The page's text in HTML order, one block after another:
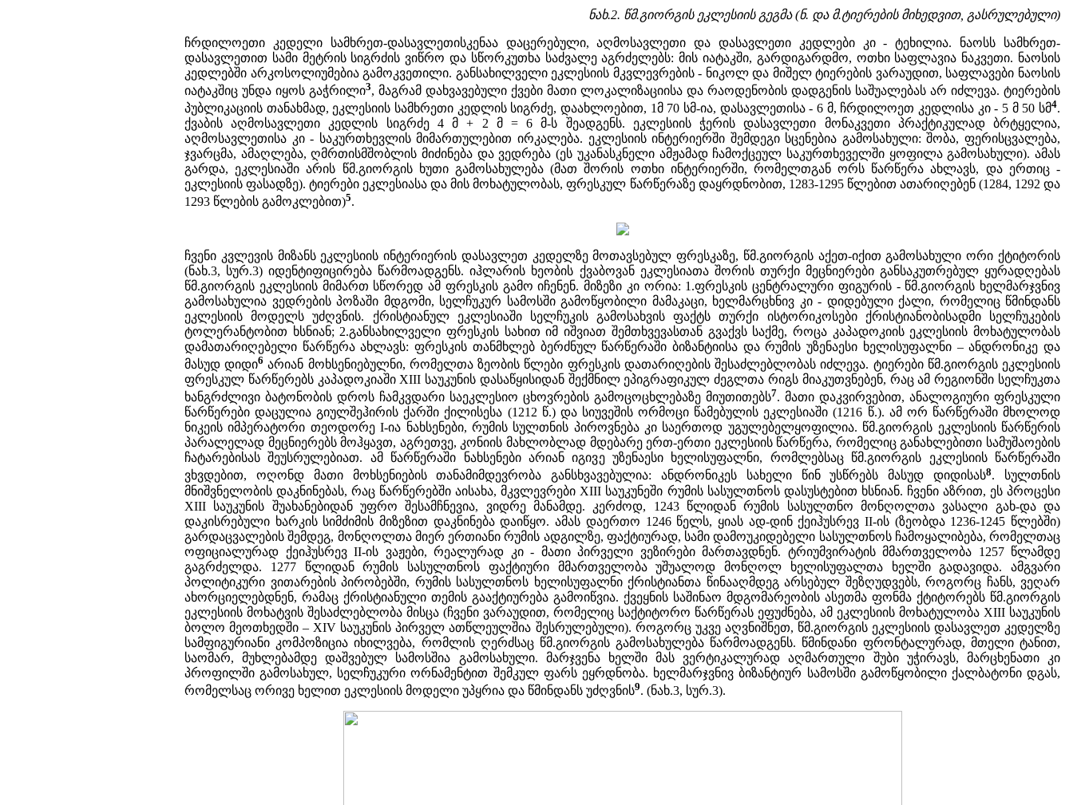
ნახ.2. წმ.გიორგის ეკლესიის გეგმა (ნ. და მ.ტიერების მიხედვით, გასრულებული)
ჩრდილოეთი კედელი სამხრეთ-დასავლეთისკენაა დაცერებული, აღმოსავლეთი და დასავლეთი კედლები კი - ტეხილია. ნაოსს სამხრეთ-
დასავლეთით სამი მეტრის სიგრძის ვიწრო და სწორკუთხა საძვალე აგრძელებს: მის იატაკში, გარდიგარდმო, ოთხი საფლავია ნაკვეთი. ნაოსის
კედლებში არკოსოლიუმებია გამოკვეთილი. განსახილველი ეკლესიის მკვლევრების - ნიკოლ და მიშელ ტიერების ვარაუდით, საფლავები ნაოსის
იატაკშიც უნდა იყოს გაჭრილი3, მაგრამ დახვავებული ქვები მათი ლოკალიზაციისა და რაოდენობის დადგენის საშუალებას არ იძლევა. ტიერების
პუბლიკაციის თანახმად, ეკლესიის სამხრეთი კედლის სიგრძე, დაახლოებით, 1მ 70 სმ-ია, დასავლეთისა - 6 მ, ჩრდილოეთ კედლისა კი - 5 მ 50 სმ4.
ქვაბის აღმოსავლეთი კედლის სიგრძე 4 მ + 2 მ = 6 მ-ს შეადგენს. ეკლესიის ჭერის დასავლეთი მონაკვეთი პრაქტიკულად ბრტყელია,
აღმოსავლეთისა კი - საკურთხევლის მიმართულებით ირკალება. ეკლესიის ინტერიერში შემდეგი სცენებია გამოსახული: შობა, ფერისცვალება,
ჯვარცმა, ამაღლება, ღმრთისმშობლის მიძინება და ვედრება (ეს უკანასკნელი ამჟამად ჩამოქცეულ საკურთხეველში ყოფილა გამოსახული). ამას
გარდა, ეკლესიაში არის წმ.გიორგის ხუთი გამოსახულება (მათ შორის ოთხი ინტერიერში, რომელთგან ორს წარწერა ახლავს, და ერთიც -
ეკლესიის ფასადზე). ტიერები ეკლესიასა და მის მოხატულობას, ფრესკულ წარწერაზე დაყრდნობით, 1283-1295 წლებით ათარიღებენ (1284, 1292 და
1293 წლების გამოკლებით)5.
ჩვენი კვლევის მიზანს ეკლესიის ინტერიერის დასავლეთ კედელზე მოთავსებულ ფრესკაზე, წმ.გიორგის აქეთ-იქით გამოსახული ორი ქტიტორის
(ნახ.3, სურ.3) იდენტიფიცირება წარმოადგენს. იჰლარის ხეობის ქვაბოვან ეკლესიათა შორის თურქი მეცნიერები განსაკუთრებულ ყურადღებას
წმ.გიორგის ეკლესიის მიმართ სწორედ ამ ფრესკის გამო იჩენენ. მიზეზი კი ორია: 1.ფრესკის ცენტრალური ფიგურის - წმ.გიორგის ხელმარჯვნივ
გამოსახულია ვედრების პოზაში მდგომი, სელჩუკურ სამოსში გამოწყობილი მამაკაცი, ხელმარცხნივ კი - დიდებული ქალი, რომელიც წმინდანს
ეკლესიის მოდელს უძღვნის. ქრისტიანულ ეკლესიაში სელჩუკის გამოსახვის ფაქტს თურქი ისტორიკოსები ქრისტიანობისადმი სელჩუკების
ტოლერანტობით ხსნიან; 2.განსახილველი ფრესკის სახით იმ იშვიათ შემთხვევასთან გვაქვს საქმე, როცა კაპადოკიის ეკლესიის მოხატულობას
დამათარიღებელი წარწერა ახლავს: ფრესკის თანმხლებ ბერძნულ წარწერაში ბიზანტიისა და რუმის უზენაესი ხელისუფალნი – ანდრონიკე და
მასუდ დიდი6 არიან მოხსენიებულნი, რომელთა ზეობის წლები ფრესკის დათარიღების შესაძლებლობას იძლევა. ტიერები წმ.გიორგის ეკლესიის
ფრესკულ წარწერებს კაპადოკიაში XIII საუკუნის დასაწყისიდან შექმნილ ეპიგრაფიკულ ძეგლთა რიგს მიაკუთვნებენ, რაც ამ რეგიონში სელჩუკთა
ხანგრძლივი ბატონობის დროს ჩამკვდარი საეკლესიო ცხოვრების გამოცოცხლებაზე მიუთითებს7. მათი დაკვირვებით, ანალოგიური ფრესკული
წარწერები დაცულია გიულშეჰირის ქარში ქილისესა (1212 წ.) და სიუვეშის ორმოცი წამებულის ეკლესიაში (1216 წ.). ამ ორ წარწერაში მხოლოდ
ნიკეის იმპერატორი თეოდორე I-ია ნახსენები, რუმის სულთნის პიროვნება კი საერთოდ უგულებელყოფილია. წმ.გიორგის ეკლესიის წარწერის
პარალელად მეცნიერებს მოჰყავთ, აგრეთვე, კონიის მახლობლად მდებარე ერთ-ერთი ეკლესიის წარწერა, რომელიც განახლებითი სამუშაოების
ჩატარებისას შეუსრულებიათ. ამ წარწერაში ნახსენები არიან იგივე უზენაესი ხელისუფალნი, რომლებსაც წმ.გიორგის ეკლესიის წარწერაში
ვხვდებით, ოღონდ მათი მოხსენიების თანამიმდევრობა განსხვავებულია: ანდრონიკეს სახელი წინ უსწრებს მასუდ დიდისას8. სულთნის
მნიშვნელობის დაკნინებას, რაც წარწერებში აისახა, მკვლევრები XIII საუკუნეში რუმის სასულთნოს დასუსტებით ხსნიან. ჩვენი აზრით, ეს პროცესი
XIII საუკუნის შუახანებიდან უფრო შესამჩნევია, ვიდრე მანამდე. კერძოდ, 1243 წლიდან რუმის სასულთნო მონღოლთა ვასალი გახ-და და
დაკისრებული ხარკის სიმძიმის მიზეზით დაკნინება დაიწყო. ამას დაერთო 1246 წელს, ყიას ად-დინ ქეიჰუსრევ II-ის (ზეობდა 1236-1245 წლებში)
გარდაცვალების შემდეგ, მონღოლთა მიერ ერთიანი რუმის ადგილზე, ფაქტიურად, სამი დამოუკიდებელი სასულთნოს ჩამოყალიბება, რომელთაც
ოფიციალურად ქეიჰუსრევ II-ის ვაჟები, რეალურად კი - მათი პირველი ვეზირები მართავდნენ. ტრიუმვირატის მმართველობა 1257 წლამდე
გაგრძელდა. 1277 წლიდან რუმის სასულთნოს ფაქტიური მმართველობა უშუალოდ მონღოლ ხელისუფალთა ხელში გადავიდა. ამგვარი
პოლიტიკური ვითარების პირობებში, რუმის სასულთნოს ხელისუფალნი ქრისტიანთა წინააღმდეგ არსებულ შეზღუდვებს, როგორც ჩანს, ვეღარ
ახორციელებდნენ, რამაც ქრისტიანული თემის გააქტიურება გამოიწვია. ქვეყნის საშინაო მდგომარეობის ასეთმა ფონმა ქტიტორებს წმ.გიორგის
ეკლესიის მოხატვის შესაძლებლობა მისცა (ჩვენი ვარაუდით, რომელიც საქტიტორო წარწერას ეფუძნება, ამ ეკლესიის მოხატულობა XIII საუკუნის
ბოლო მეოთხედში – XIV საუკუნის პირველ ათწლეულშია შესრულებული). როგორც უკვე აღვნიშნეთ, წმ.გიორგის ეკლესიის დასავლეთ კედელზე
სამფიგურიანი კომპოზიცია იხილვება, რომლის ღერძსაც წმ.გიორგის გამოსახულება წარმოადგენს. წმინდანი ფრონტალურად, მთელი ტანით,
საომარ, მუხლებამდე დაშვებულ სამოსშია გამოსახული. მარჯვენა ხელში მას ვერტიკალურად აღმართული შუბი უჭირავს, მარცხენათი კი
პროფილში გამოსახულ, სელჩუკური ორნამენტით შემკულ ფარს ეყრდნობა. ხელმარჯვნივ ბიზანტიურ სამოსში გამოწყობილი ქალბატონი დგას,
რომელსაც ორივე ხელით ეკლესიის მოდელი უპყრია და წმინდანს უძღვნის9. (ნახ.3, სურ.3).